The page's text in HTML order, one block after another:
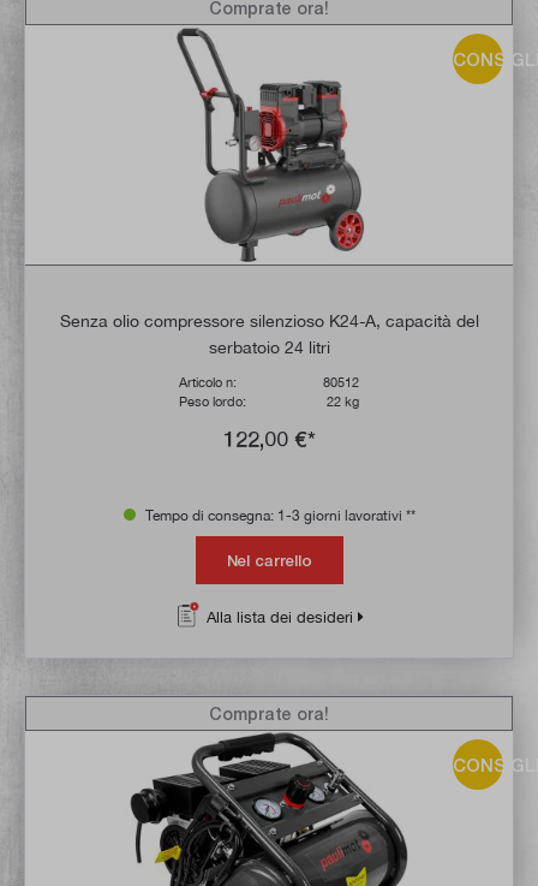
Senza olio compressore silenzioso K24-A, capacità del
serbatoio 24 litri
Articolo n:
80512
Peso lordo:
22 kg
122,00 €*
Comprate ora!
Tempo di consegna: 1-3 giorni lavorativi **
Nel carrello
Alla lista dei desideri
Comprate ora!